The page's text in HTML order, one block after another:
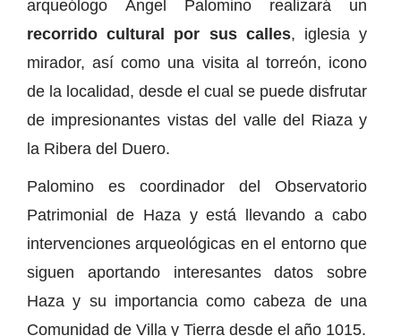
arqueólogo Ángel Palomino realizará un
recorrido cultural por sus calles, iglesia y
mirador, así como una visita al torreón, icono
de la localidad, desde el cual se puede disfrutar
de impresionantes vistas del valle del Riaza y
la Ribera del Duero.
Palomino es coordinador del Observatorio
Patrimonial de Haza y está llevando a cabo
intervenciones arqueológicas en el entorno que
siguen aportando interesantes datos sobre
Haza y su importancia como cabeza de una
Comunidad de Villa y Tierra desde el año 1015.